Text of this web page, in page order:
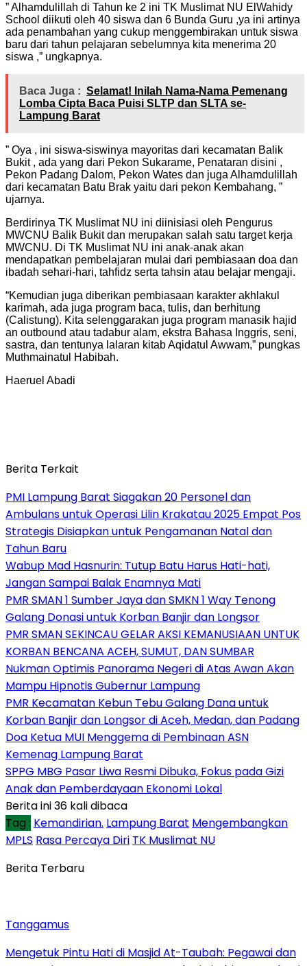
” Alhamdulillah di Tahun ke 2 ini TK Muslimat NU ElWahidy
School diikuti oleh 40 siswa dan 6 Bunda Guru ,ya ini artinya
ada penambahan yang cukup menggembirakan untuk siswa
baru dari tahun pelajaran sebelumnya kita menerima 20
siswa ,” ungkapnya.
Baca Juga : Selamat! Inilah Nama-Nama Pemenang
Lomba Cipta Baca Puisi SLTP dan SLTA se-
Lampung Barat
” Oya , ini siswa-siswinya mayoritas dari kecamatan Balik
Bukit , ada yang dari Pekon Sukarame, Penataran disini ,
Pekon Padang Dalom, Pekon Wates dan juga Alhamdulillah
dari kecamatan Batu Brak yaitu dari pekon Kembahang, ”
ujarnya.
Berdirinya TK Muslimat NU ini diinisiasi oleh Pengurus
MWCNU Balik Bukit dan merupakan salah satu target kerja
MWCNU. Di TK Muslimat NU ini anak-anak akan
mendapatkan pembelajaran mulai dari pembiasaan doa dan
ibadah sehari-hari, tahfidz serta tahsin atau belajar mengaji.
“Kemudian juga diberikan pembiasaan karakter akhlakul
karimah, ada juga program baca, tulis, dan berhitung
(Calistung). Kita selenggarakan juga program manasik hajid
an outbound atau tadabur alam, ekstra Bahasa Inggris, seni,
sastra, dan tentunya lalaran kitab Aqidatul Awwam,” pungkas
Muthmainatul Habibah.
Haeruel Abadi
Berita Terkait
PMI Lampung Barat Siagakan 20 Personel dan
Ambulans untuk Operasi Lilin Krakatau 2025 Empat Pos
Strategis Disiapkan untuk Pengamanan Natal dan
Tahun Baru
Wabup Mad Hasnurin: Tutup Batu Harus Hati-hati,
Jangan Sampai Balak Enamnya Mati
PMR SMAN 1 Sumber Jaya dan SMKN 1 Way Tenong
Galang Donasi untuk Korban Banjir dan Longsor
PMR SMAN SEKINCAU GELAR AKSI KEMANUSIAAN UNTUK
KORBAN BENCANA ACEH, SUMUT, DAN SUMBAR
Nukman Optimis Panorama Negeri di Atas Awan Akan
Mampu Hipnotis Gubernur Lampung
PMR Kecamatan Kebun Tebu Galang Dana untuk
Korban Banjir dan Longsor di Aceh, Medan, dan Padang
Doa Ketua MUI Menggema di Pembinaan ASN
Kemenag Lampung Barat
SPPG MBG Pasar Liwa Resmi Dibuka, Fokus pada Gizi
Anak dan Pemberdayaan Ekonomi Lokal
Berita ini 36 kali dibaca
Tag : Kemandirian. Lampung Barat Mengembangkan
MPLS Rasa Percaya Diri TK Muslimat NU
Berita Terbaru
Tanggamus
Mengetuk Pintu Hati di Masjid At-Taubah: Pegawai dan